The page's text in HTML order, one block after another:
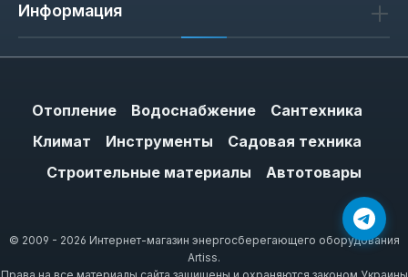
Информация
Отопление Водоснабжение
Сантехника
Климат
Инструменты
Садовая техника
Строительные материалы
Автотовары
© 2009 - 2026 Интернет-магазин энергосберегающего оборудования
Artiss.